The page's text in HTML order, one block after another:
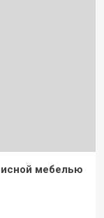
мебелью